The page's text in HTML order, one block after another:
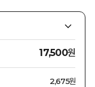
17,500원
2,675원